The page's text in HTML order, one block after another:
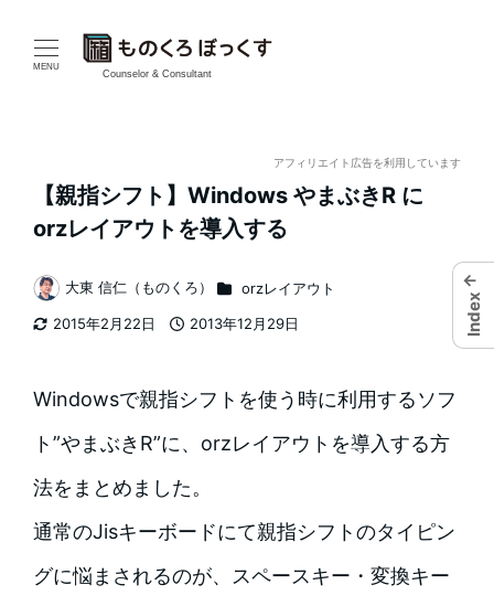
MENU
Counselor & Consultant
アフィリエイト広告を利用しています
【親指シフト】Windows やまぶきR に
orzレイアウトを導入する
2015年2月22日
2013年12月29日
著
者
大東 信仁（ものくろ） カテゴリー
orzレイアウト
Windowsで親指シフトを使う時に利用するソフ
ト”やまぶきR”に、orzレイアウトを導入する方
法をまとめました。
通常のJisキーボードにて親指シフトのタイピン
グに悩まされるのが、スペースキー・変換キー
←
Index